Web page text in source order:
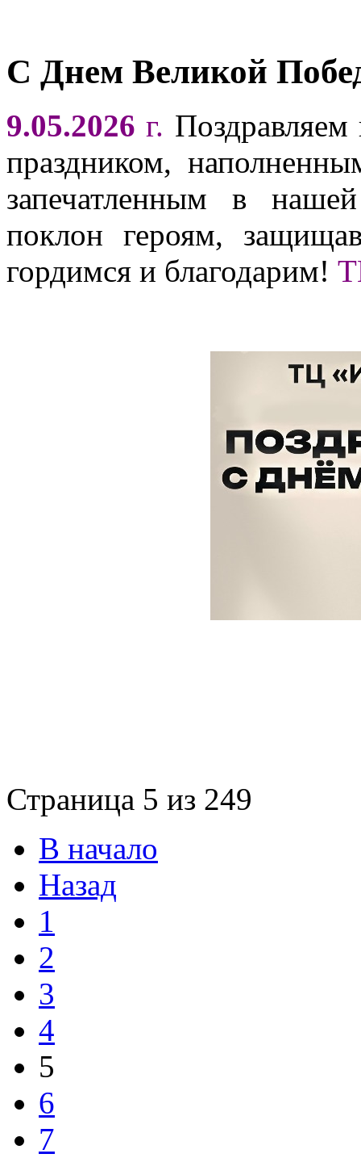
С Днем Великой
9.05.2026 г.
праздником,
запечатленным в
поклон героям,
гордимся и благодарим!
Страница 5 из 249
В начало
Назад
1
2
3
4
5
6
7